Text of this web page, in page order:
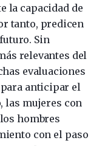
la capacidad de
tanto, predicen
Sin
relevantes del
evaluaciones
anticipar el
las mujeres con
hombres
con el paso